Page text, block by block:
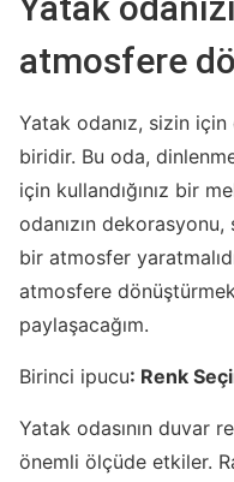
atmosfere
Yatak odanız, sizin
biridir. Bu oda,
için kullandığınız bir
odanızın
bir atmosfer
atmosfere
paylaşacağım.
Birinci ipucu: Renk
Yatak odasının duvar
önemli ölçüde etkiler.